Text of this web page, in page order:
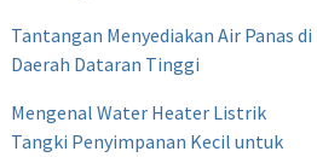
Tantangan Menyediakan Air Panas di
Daerah Dataran Tinggi
Mengenal Water Heater Listrik
Tangki Penyimpanan Kecil untuk